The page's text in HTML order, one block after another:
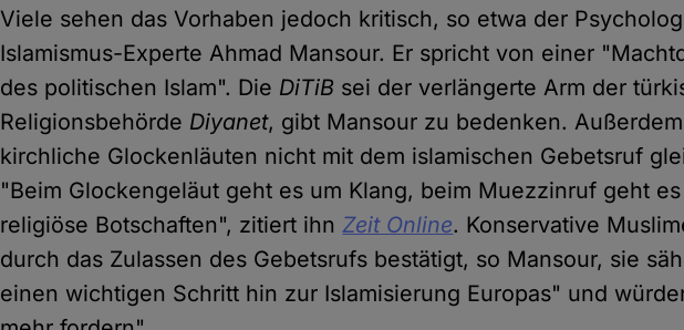
Viele sehen das Vorhaben jedoch kritisch, so etwa der
Islamismus-Experte Ahmad Mansour. Er spricht von einer
des politischen Islam". Die DiTiB sei der verlängerte Arm der
Religionsbehörde Diyanet, gibt Mansour zu bedenken.
kirchliche Glockenläuten nicht mit dem islamischen Gebetsruf
"Beim Glockengeläut geht es um Klang, beim Muezzinruf geht
religiöse Botschaften", zitiert ihnZeit Online. Konservative
durch das Zulassen des Gebetsrufs bestätigt, so Mansour, sie
einen wichtigen Schritt hin zur Islamisierung Europas" und